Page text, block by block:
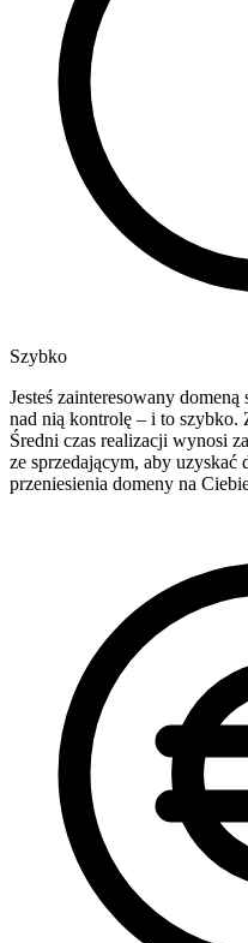
Szybko
Jesteś zainteresowany
nad nią kontrolę – i to szybko.
Średni czas realizacji wynosi
ze sprzedającym, aby uzyskać
przeniesienia domeny na